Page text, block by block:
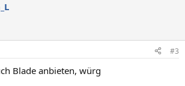
#3
Blade anbieten, würg